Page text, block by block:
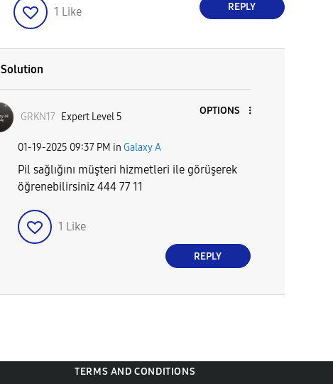
1 Like REPLY
Solution
GRKN17 Expert Level 5
OPTIONS
‎01-19-2025 09:37 PM in Galaxy A
Pil sağlığını müşteri hizmetleri ile görüşerek
öğrenebilirsiniz 444 77 11
1 Like
REPLY
TERMS AND CONDITIONS